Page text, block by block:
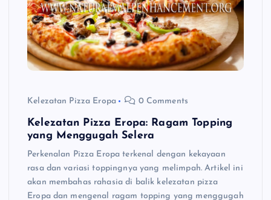
Kelezatan Pizza Eropa 0 Comments
Kelezatan Pizza Eropa: Ragam Topping
yang Menggugah Selera
Perkenalan Pizza Eropa terkenal dengan kekayaan
rasa dan variasi toppingnya yang melimpah. Artikel ini
akan membahas rahasia di balik kelezatan pizza
Eropa dan mengenal ragam topping yang menggugah